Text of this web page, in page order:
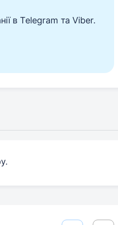
в Telegram та Viber.